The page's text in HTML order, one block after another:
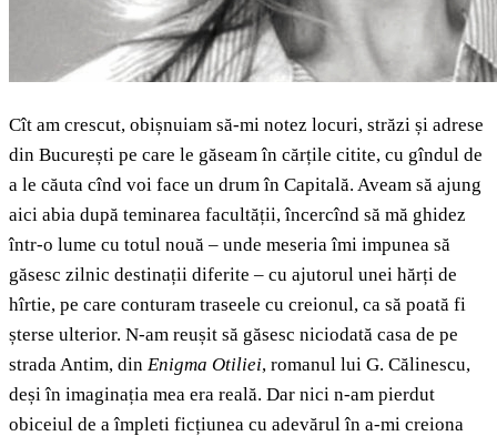
Cît am crescut, obișnuiam să-mi notez locuri, străzi și adrese
din București pe care le găseam în cărțile citite, cu gîndul de
a le căuta cînd voi face un drum în Capitală. Aveam să ajung
aici abia după teminarea facultății, încercînd să mă ghidez
într-o lume cu totul nouă – unde meseria îmi impunea să
găsesc zilnic destinații diferite – cu ajutorul unei hărți de
hîrtie, pe care conturam traseele cu creionul, ca să poată fi
șterse ulterior. N-am reușit să găsesc niciodată casa de pe
strada Antim, din Enigma Otiliei, romanul lui G. Călinescu,
deși în imaginația mea era reală. Dar nici n-am pierdut
obiceiul de a împleti ficțiunea cu adevărul în a-mi creiona